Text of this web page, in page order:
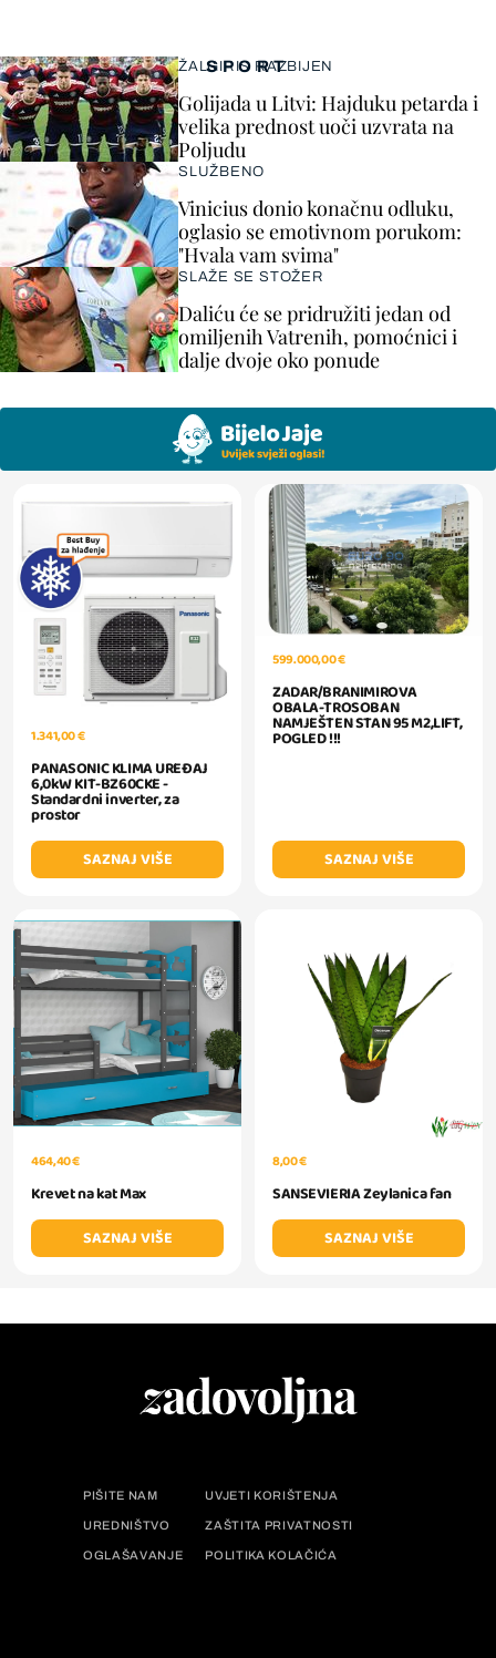
SPORT
ŽALGIRIS RAZBIJEN
Golijada u Litvi: Hajduku petarda i
velika prednost uoči uzvrata na
Poljudu
SLUŽBENO
Vinicius donio konačnu odluku,
oglasio se emotivnom porukom:
"Hvala vam svima"
SLAŽE SE STOŽER
Daliću će se pridružiti jedan od
omiljenih Vatrenih, pomoćnici i
dalje dvoje oko ponude
1.341,00 €
PANASONIC KLIMA UREĐAJ
6,0kW KIT-BZ60CKE -
Standardni inverter, za
prostor
SAZNAJ VIŠE
599.000,00 €
ZADAR/BRANIMIROVA
OBALA-TROSOBAN
NAMJEŠTEN STAN 95 M2,LIFT,
POGLED !!!
SAZNAJ VIŠE
464,40 €
Krevet na kat Max
SAZNAJ VIŠE
8,00 €
SANSEVIERIA Zeylanica fan
SAZNAJ VIŠE
PIŠITE NAM UVJETI KORIŠTENJA
UREDNIŠTVO ZAŠTITA PRIVATNOSTI
OGLAŠAVANJE POLITIKA KOLAČIĆA